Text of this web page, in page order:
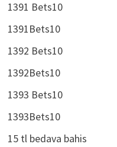
1391 Bets10
1391Bets10
1392 Bets10
1392Bets10
1393 Bets10
1393Bets10
15 tl bedava bahis